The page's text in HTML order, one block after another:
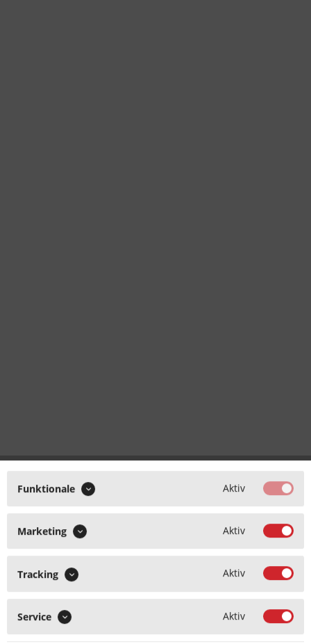
Funktionale Aktiv
Marketing Aktiv
Tracking Aktiv
Service Aktiv